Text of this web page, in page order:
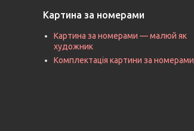
Картина за номерами
Картина за номерами — малюй як
художник
Комплектація картини за номерами